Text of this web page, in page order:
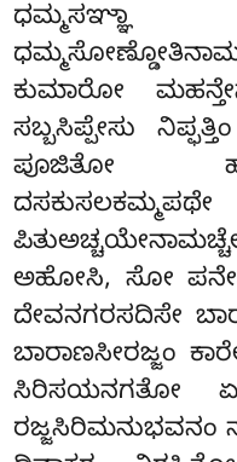
ಧಮ್ಮಸಞ್ಞಾ
ಕುಮಾರೋ
ಸಬ್ಬಸಿಪ್ಪೇಸು
ಪೂಜಿತೋ
ಅಹೋಸಿ, ಸೋ
ದೇವನಗರಸದಿಸೇ
ಬಾರಾಣಸೀರಜ್ಜಂ
ಸಿರಿಸಯನಗತೋ